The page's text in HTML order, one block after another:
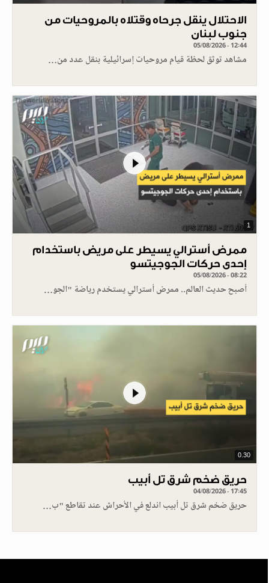
الاحتلال ينقل جرحاه وقتلاه بالمروحيات من
جنوب لبنان
05/08/2026 - 12:44
مشاهد توثق لحظة قيام مروحيات إسرائيلية بنقل عدد من…
1
ممرض أسترالي يسيطر على مريض باستخدام
إحدى حركات الجوجيتسو
05/08/2026 - 08:22
أصبح حديث العالم.. ممرض أسترالي يستخدم رياضة "الجو…
0.30
حريق ضخم شرق تل أبيب
04/08/2026 - 17:45
حريق ضخم شرق تل أبيب اندلع في الأحراش عند تقاطع "ب…